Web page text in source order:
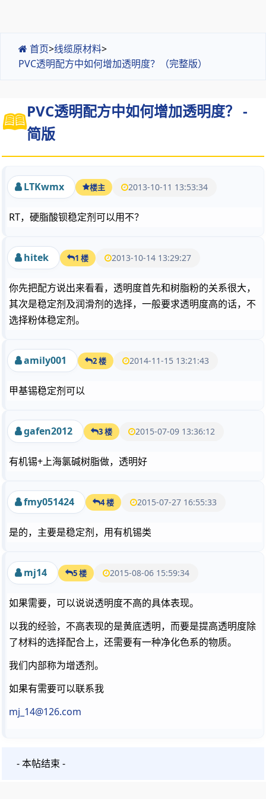
首页>线缆原材料>
PVC透明配方中如何增加透明度？（完整版）
PVC透明配方中如何增加透明度？ -
简版
LTKwmx 楼主 2013-10-11 13:53:34
RT，硬脂酸钡稳定剂可以用不？
hitek 1 楼 2013-10-14 13:29:27
你先把配方说出来看看，透明度首先和树脂粉的关系很大，
其次是稳定剂及润滑剂的选择，一般要求透明度高的话，不
选择粉体稳定剂。
amily001 2 楼 2014-11-15 13:21:43
甲基锡稳定剂可以
gafen2012 3 楼 2015-07-09 13:36:12
有机锡+上海氯碱树脂做，透明好
fmy051424 4 楼 2015-07-27 16:55:33
是的，主要是稳定剂，用有机锡类
mj14 5 楼 2015-08-06 15:59:34
如果需要，可以说说透明度不高的具体表现。
以我的经验，不高表现的是黄底透明，而要是提高透明度除
了材料的选择配合上，还需要有一种净化色系的物质。
我们内部称为增透剂。
如果有需要可以联系我
mj_14@126.com
- 本帖结束 -